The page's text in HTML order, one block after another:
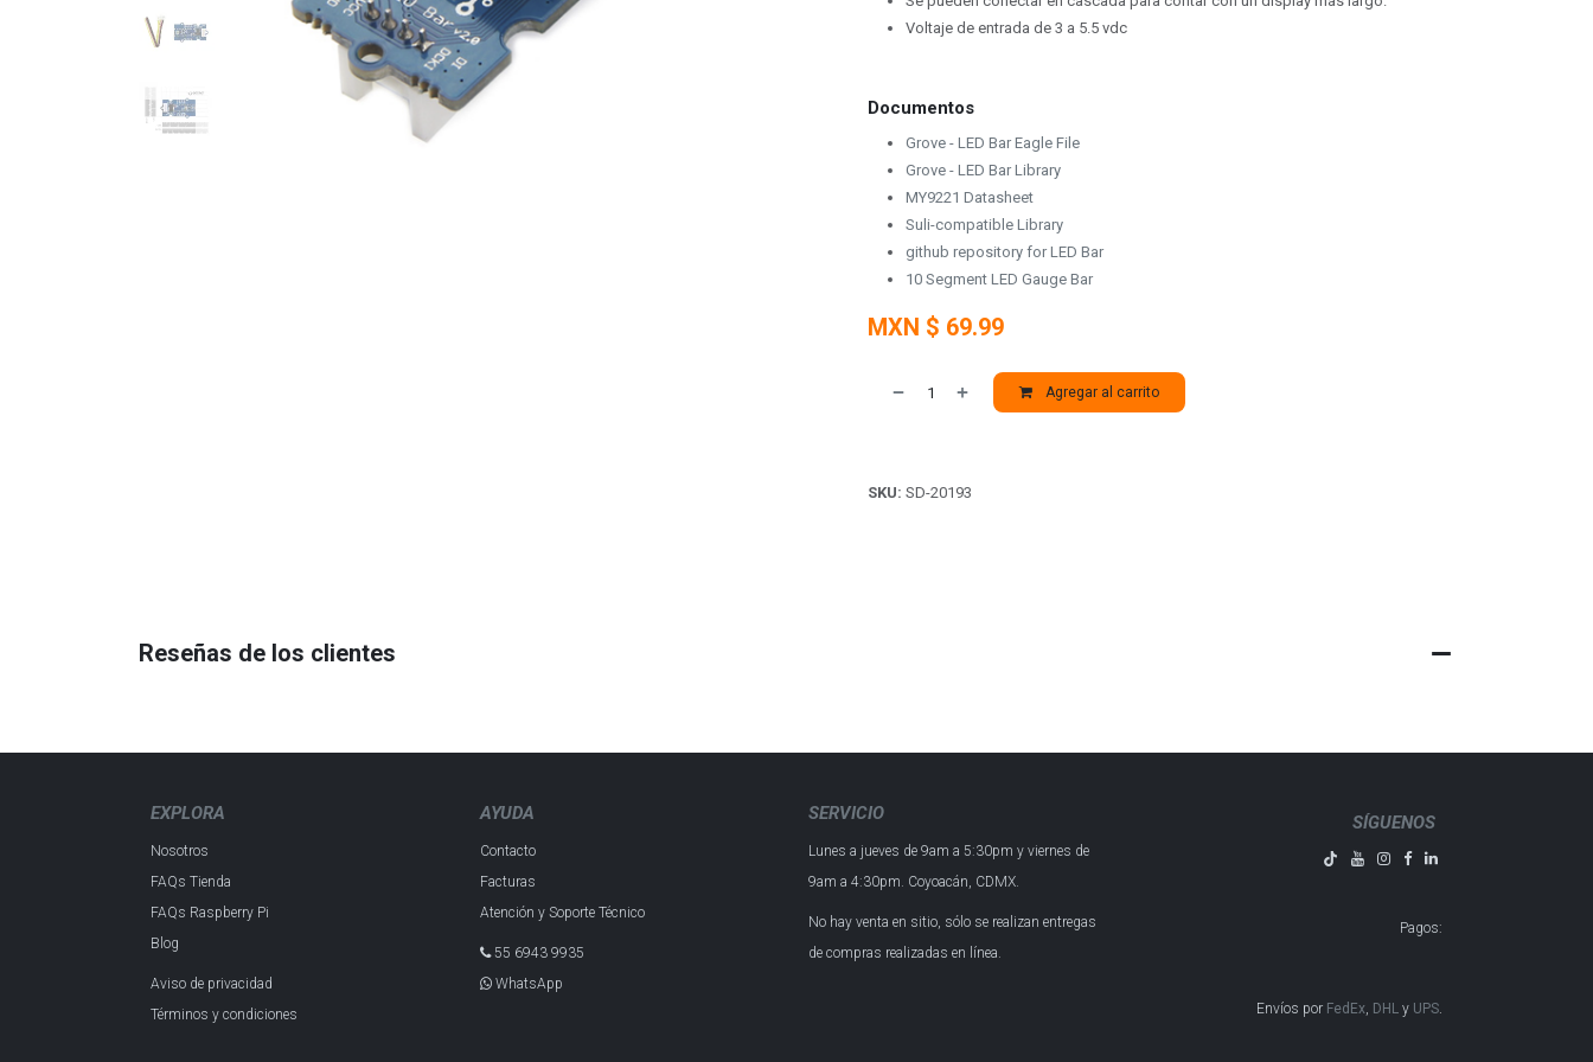
Voltaje de entrada de 3 a 5.5 vdc
Documentos
Grove - LED Bar Eagle File
Grove - LED Bar Library
MY9221 Datasheet
Suli-compatible Library
github repository for LED Bar
10 Segment LED Gauge Bar
MXN $ 69.99
Agregar al carrito
SKU: SD-20193
Reseñas de los clientes
EXPLORA
Nosotros
FAQs Tienda
FAQs Raspberry Pi
Blog
Aviso de privacidad
Términos y condiciones
AYUDA
Contacto
Facturas
Atención y Soporte Técnico
55 6943 993​5
WhatsApp
SERVICIO
Lunes a jueves de 9am a 5:30pm y viernes de
9am a 4:30pm. Coyoacán, CDMX.
No hay venta en sitio, sólo se realizan entregas
de compras realizadas en línea.
SÍGUENOS
Pagos:
Envíos por FedEx, DHL y UPS​​​​​​.